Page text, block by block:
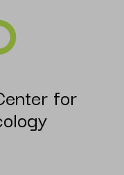
for